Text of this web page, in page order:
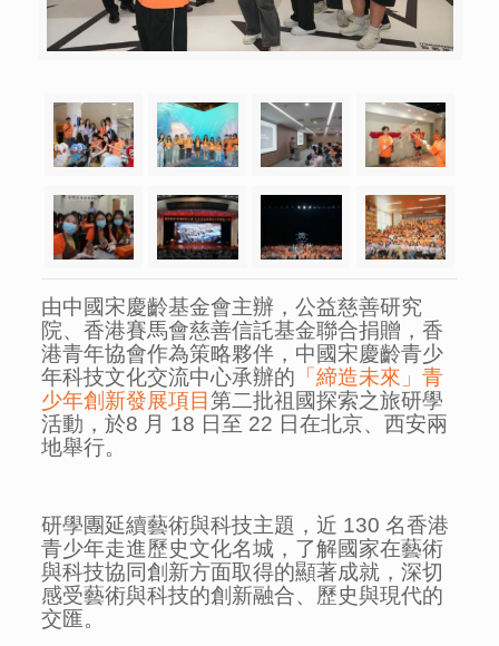
由中國宋慶齡基金會主辦，公益慈善研究
院、香港賽馬會慈善信託基金聯合捐贈，香
港青年協會作為策略夥伴，中國宋慶齡青少
年科技文化交流中心承辦的 「締造未來」青
少年創新發展項目 第二批祖國探索之旅研學
活動，於8 月 18 日至 22 日在北京、西安兩
地舉行。
研學團延續藝術與科技主題，近 130 名香港
青少年走進歷史文化名城，了解國家在藝術
與科技協同創新方面取得的顯著成就，深切
感受藝術與科技的創新融合、歷史與現代的
交匯。